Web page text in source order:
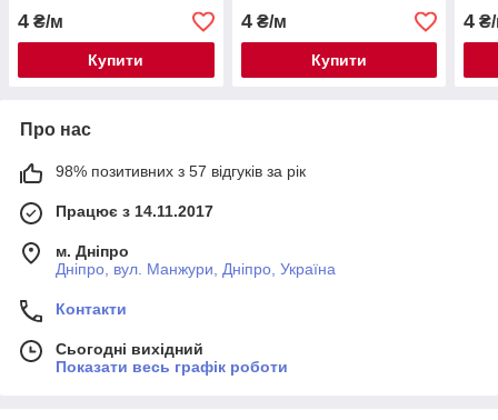
4 ₴/м
Купити
4₴/м
Купити
4
Про нас
98% позитивних з 57 відгуків за рік
Працює з 14.11.2017
м. Дніпро
Дніпро, вул. Манжури, Дніпро, Україна
Контакти
Сьогодні вихідний
Показати весь графік роботи